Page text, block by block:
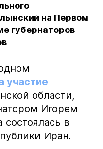
на Первом
губернаторов
участие
области,
Игорем
в
Иран.